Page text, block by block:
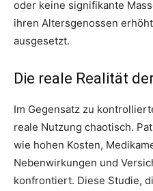
oder keine signifikante
ihren Altersgenossen
ausgesetzt.
Die reale Realität
Im Gegensatz zu
reale Nutzung chaotisch.
wie hohen Kosten,
Nebenwirkungen und
konfrontiert. Diese Studie,